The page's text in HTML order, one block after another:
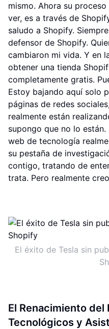
mismo. Ahora su
ver, es a través de
saludo a Shopify.
defensor de Shopify.
cambiaron mi vida. Y en
obtener una tienda
completamente gratis.
Estoy bajando aquí solo
páginas de redes
realmente están
supongo que no lo
web de tecnología
su pestaña de
contigo, tratando de
trata. Pero realmente
El éxito de Tesla sin
El Renacimiento
Tecnológicos y